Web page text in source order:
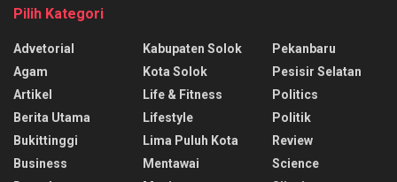
Pilih Kategori
Advetorial
Agam
Artikel
Berita Utama
Bukittinggi
Business
Kabupaten Solok
Kota Solok
Life & Fitness
Lifestyle
Lima Puluh Kota
Mentawai
Pekanbaru
Pesisir Selatan
Politics
Politik
Review
Science